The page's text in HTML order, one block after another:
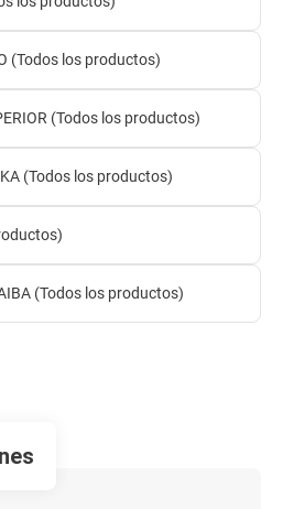
(Todos los productos)
(Todos los productos)
(Todos los productos)
(Todos los productos)